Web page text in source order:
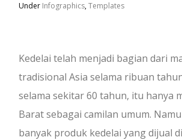
Under Infographics,Templates
Kedelai telah menjadi bagian dari
tradisional Asia selama ribuan
selama sekitar 60 tahun, itu hanya
Barat sebagai camilan umum.
banyak produk kedelai yang dijual